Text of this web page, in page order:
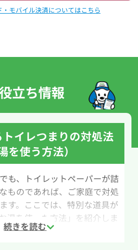
モバイル決済についてはこちら
立ち情報
イレつまりの対処法
を使う方法）
も、トイレットペーパーが詰
ものであれば、ご家庭で対処
す。ここでは、特別な道具が
湯を使った方法」を紹介しま